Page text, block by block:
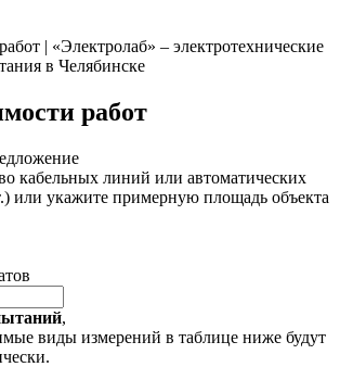
| «Электролаб» – электротехнические
в Челябинске
работ
кабельных линий или автоматических
или укажите примерную площадь объекта
,
виды измерений в таблице ниже будут